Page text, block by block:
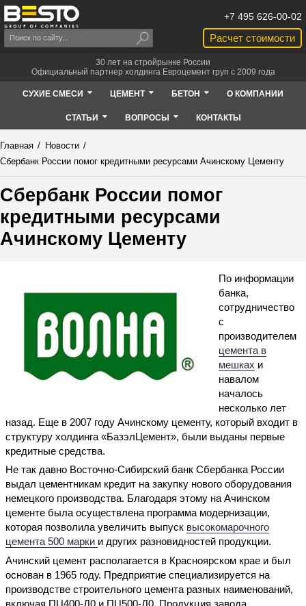
Расчет стоимости
+7 495 626-00-02
30 лет на стройрынке России
Официальный партнер холдинга Евроцемент груп с 2009 года
СУХИЕ СМЕСИ ЦЕМЕНТ БЕТОН О КОМПАНИИ
СТАТЬИ ВОПРОСЫ КОНТАКТЫ
Главная / Новости /
Сбербанк России помог кредитными ресурсами Ачинскому Цементу
Сбербанк России помог
кредитными ресурсами
Ачинскому Цементу
По информации
банка,
сотрудничество
с
производителем
цемента в
мешках и
навалом
началось
несколько лет
назад. Еще в 2007 году Ачинскому цементу, который входит в
структуру холдинга «БазэлЦемент», были выданы первые
кредитные средства.
Не так давно Восточно-Сибирский банк Сбербанка России
выдал цементникам кредит на закупку нового оборудования
немецкого производства. Благодаря этому на Ачинском
цементе была осуществлена программа модернизации,
которая позволила увеличить выпуск высокомарочного
цемента 500 марки и других разновидностей продукции.
Ачинский цемент располагается в Красноярском крае и был
основан в 1965 году. Предприятие специализируется на
производстве строительного цемента разных наименований,
включая ПЦ400-Д0 и ПЦ500-Д0. Продукция завода